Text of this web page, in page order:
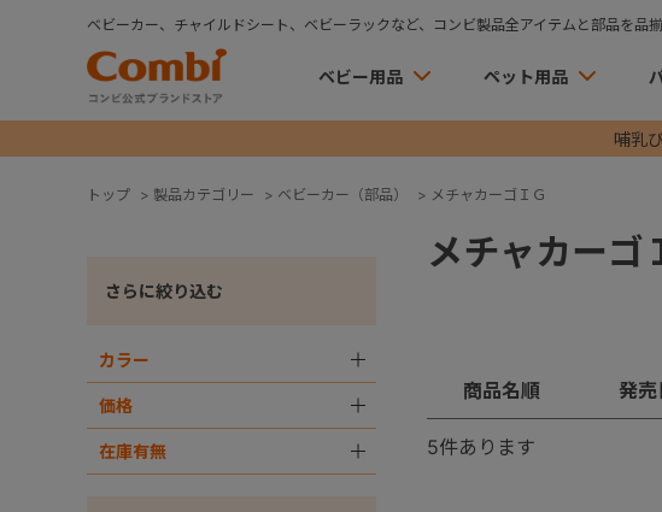
ベビーカー、チャイルドシート、ベビーラックなど、コンビ製品全アイテムと部品を品
ベビー用品 ペット用品
哺乳
トップ > 製品カテゴリー > ベビーカー（部品） > メチャカーゴＩＧ
さらに絞り込む
カラー
価格
在庫有無
メチャカーゴ
商品名順 発売
5件あります